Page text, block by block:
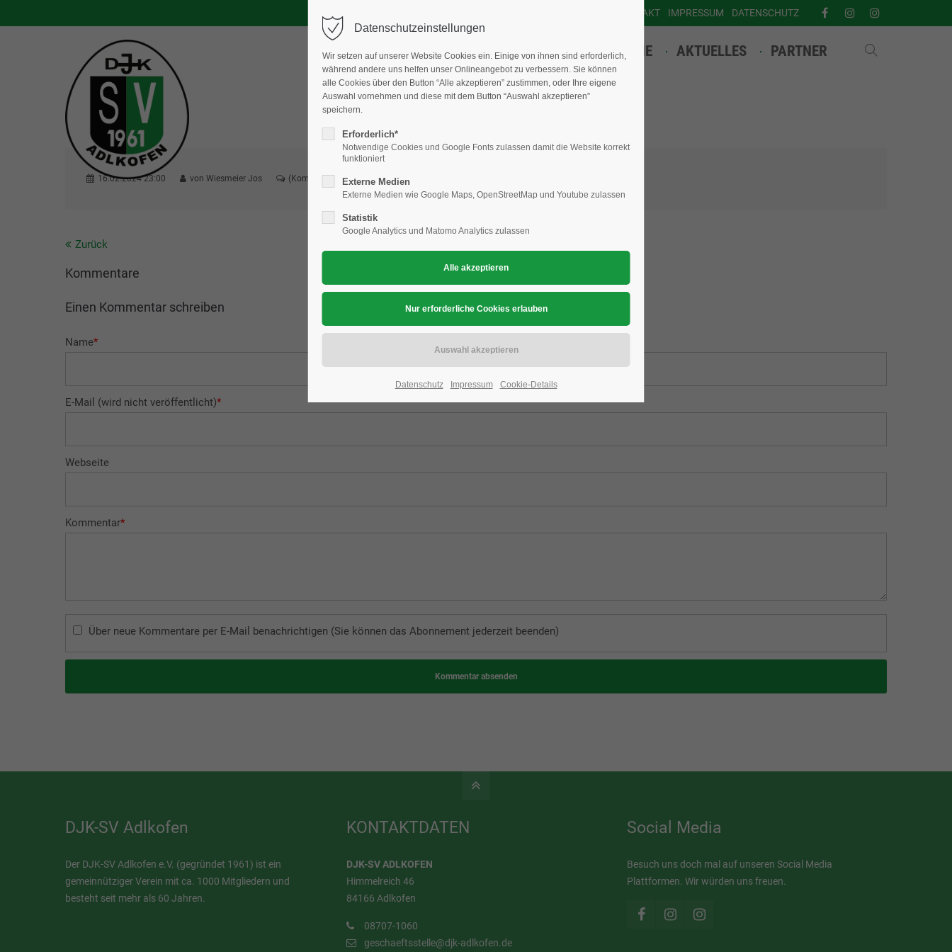
KONTAKT IMPRESSUM DATENSCHUTZ
STARTSEITE DER VEREIN ABTEILUNG TERMINE AKTUELLES PARTNER
16.02.2024 23:00 von Wiesmeier Jos (Kommentare: 0)
Zurück
Kommentare
Einen Kommentar schreiben
Name*
E-Mail (wird nicht veröffentlicht)*
Webseite
Kommentar*
Über neue Kommentare per E-Mail benachrichtigen (Sie können das Abonnement jederzeit beenden)
Kommentar absenden
DJK-SV Adlkofen
Der DJK-SV Adlkofen e.V. (gegründet 1961) ist ein
gemeinnütziger Verein mit ca. 1000 Mitgliedern und
besteht seit mehr als 60 Jahren.
KONTAKTDATEN
DJK-SV ADLKOFEN
Himmelreich 46
84166 Adlkofen
08707-1060
geschaeftsstelle@djk-adlkofen.de
Social Media
Besuch uns doch mal auf unseren Social Media
Plattformen. Wir würden uns freuen.
Datenschutzeinstellungen
Wir setzen auf unserer Website Cookies ein. Einige von ihnen sind erforderlich,
während andere uns helfen unser Onlineangebot zu verbessern. Sie können
alle Cookies über den Button “Alle akzeptieren” zustimmen, oder Ihre eigene
Auswahl vornehmen und diese mit dem Button “Auswahl akzeptieren”
speichern.
Erforderlich*
Notwendige Cookies und Google Fonts zulassen damit die Website korrekt
funktioniert
Externe Medien
Externe Medien wie Google Maps, OpenStreetMap und Youtube zulassen
Statistik
Google Analytics und Matomo Analytics zulassen
Datenschutz Impressum Cookie-Details